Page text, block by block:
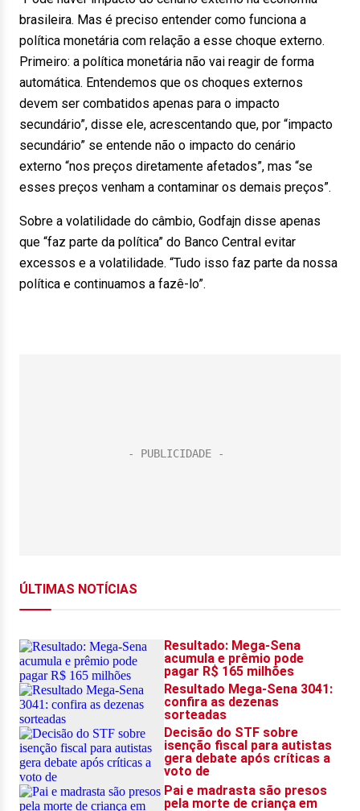
brasileira. Mas é preciso entender como funciona a
política monetária com relação a esse choque externo.
Primeiro: a política monetária não vai reagir de forma
automática. Entendemos que os choques externos
devem ser combatidos apenas para o impacto
secundário”, disse ele, acrescentando que, por “impacto
secundário” se entende não o impacto do cenário
externo “nos preços diretamente afetados”, mas “se
esses preços venham a contaminar os demais preços”.
Sobre a volatilidade do câmbio, Godfajn disse apenas
que “faz parte da política” do Banco Central evitar
excessos e a volatilidade. “Tudo isso faz parte da nossa
política e continuamos a fazê-lo”.